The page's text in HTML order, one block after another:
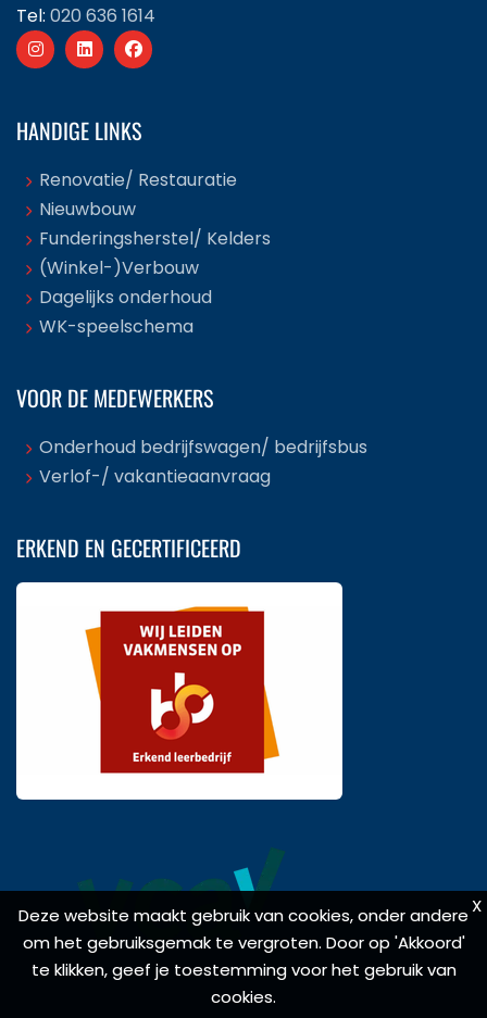
Deze website maakt gebruik van cookies, onder andere
om het gebruiksgemak te vergroten. Door op 'Akkoord'
te klikken, geef je toestemming voor het gebruik van
cookies.
X
Tel: 020 636 1614
HANDIGE LINKS
Renovatie/ Restauratie
Nieuwbouw
Funderingsherstel/ Kelders
(Winkel-)Verbouw
Dagelijks onderhoud
WK-speelschema
VOOR DE MEDEWERKERS
Onderhoud bedrijfswagen/ bedrijfsbus
Verlof-/ vakantieaanvraag
ERKEND EN GECERTIFICEERD
Deze website maakt gebruik van cookies, onder andere
om het gebruiksgemak te vergroten. Door op 'Akkoord'
te klikken, geef je toestemming voor het gebruik van
cookies.
X